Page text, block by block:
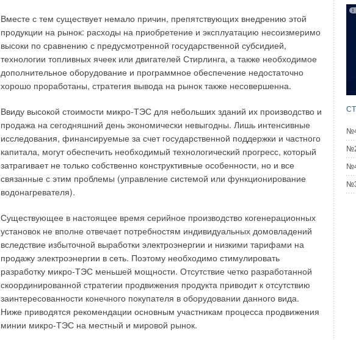
Вместе с тем существует немало причин, препятствующих внедрению этой
продукции на рынок: расходы на приобретение и эксплуатацию несоизмеримо
высоки по сравнению с предусмотренной государственной субсидией,
технологии топливных ячеек или двигателей Стирлинга, а также необходимое
дополнительное оборудование и программное обеспечение недостаточно
хорошо проработаны, стратегия вывода на рынок также несовершенна.
Ввиду высокой стоимости микро-ТЭС для небольших зданий их производство и
продажа на сегодняшний день экономически невыгодны. Лишь интенсивные
исследования, финансируемые за счет государственной поддержки и частного
капитала, могут обеспечить необходимый технологический прогресс, который
затрагивает не только собственно конструктивные особенности, но и все
связанные с этим проблемы (управление системой или функционирование
водонагревателя).
Существующее в настоящее время серийное производство когенерационных
установок не вполне отвечает потребностям индивидуальных домовладений
вследствие избыточной выработки электроэнергии и низкими тарифами на
продажу электроэнергии в сеть. Поэтому необходимо стимулировать
разработку микро-ТЭС меньшей мощности. Отсутствие четко разработанной
скоординированной стратегии продвижения продукта приводит к отсутствию
заинтересованности конечного покупателя в оборудовании данного вида.
Ниже приводятся рекомендации основным участникам процесса продвижения
минии микро-ТЭС на местный и мировой рынок.
сантехнику.
Отопление – «в системе ГОСТ Р»
Схожая ситуация обстоит по сертификации и на отопительно-вентиляционное
оборудование, которое не входит в перечень продукции, подлежащей
обязательной сертификации в строительстве. Однако это положение также не
означает, что потребитель или заказчик не может потребовать от
производителя или поставщика продукции для систем отопления и
вентиляции сертификат соответствия. Напротив, потребителям даже
рекомендуется требовать от поставщиков сертификат соответствия качества
(или СНиП) в целях уверенности в качестве поставляемой продукции.
Поскольку наличие сертификата может уменьшить или снять ответственность с
проектировщика (либо строителя) при судебном разбирательстве исков о
возмещении ущерба в случае произошедшей аварии в системах отопления и
вентиляции. Любая отопительная система представляет собой довольно
сложное инженерное сооружение. В России предусмотрены различные меры
по обеспечению безопасности продукции. Чем большую потенциальную
угрозу для жизни, здоровья, имущества людей и окружающей среды несет
изделие, тем строже контроль его безопасности.
«Отопительные приборы должны быть прочными и герметичными и
выдерживать пробное давление воды или воздуха, превышающее не менее
чем в полтора раза максимальное рабочее давление, но не менее 0,6